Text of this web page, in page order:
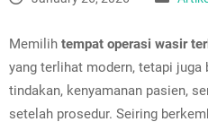
Memilih tempat operasi wasir
yang terlihat modern, tetapi juga
tindakan, kenyamanan pasien,
setelah prosedur. Seiring